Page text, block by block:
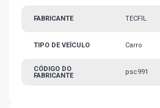
FABRICANTE TECFIL
TIPO DE VEÍCULO Carro
CÓDIGO DO
FABRICANTE
psc991